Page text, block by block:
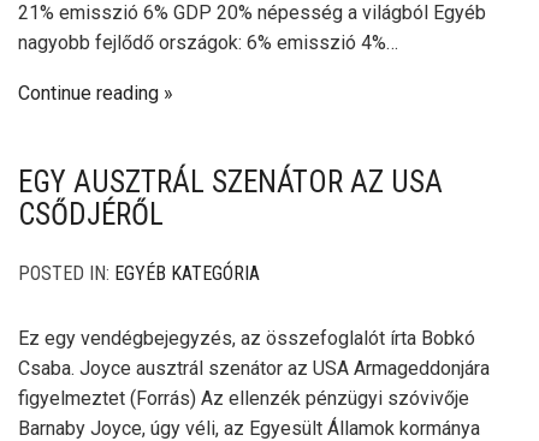
21% emisszió 6% GDP 20% népesség a világból Egyéb
nagyobb fejlődő országok: 6% emisszió 4%…
Continue reading
EGY AUSZTRÁL SZENÁTOR AZ USA
CSŐDJÉRŐL
POSTED IN: EGYÉB KATEGÓRIA
Ez egy vendégbejegyzés, az összefoglalót írta Bobkó
Csaba. Joyce ausztrál szenátor az USA Armageddonjára
figyelmeztet (Forrás) Az ellenzék pénzügyi szóvivője
Barnaby Joyce, úgy véli, az Egyesült Államok kormánya